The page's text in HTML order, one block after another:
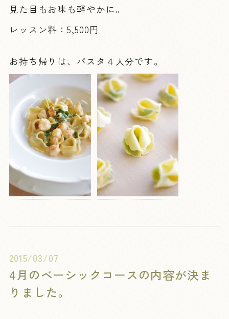
見た目もお味も軽やかに。
レッスン料：5,500円
お持ち帰りは、パスタ４人分です。
2015/03/07
4月のベーシックコースの内容が決ま
りました。